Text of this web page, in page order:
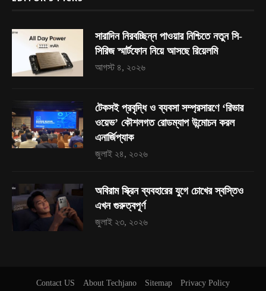
সারাদিন নিরবচ্ছিন্ন পাওয়ার নিশ্চিতে নতুন সি-
সিরিজ স্মার্টফোন নিয়ে আসছে রিয়েলমি
আগস্ট ৪, ২০২৬
টেকসই প্রবৃদ্ধি ও ব্যবসা সম্প্রসারণে ‘রিভার
ওয়েভ’ কৌশলগত রোডম্যাপ উন্মোচন করল
এনার্জিপ্যাক
জুলাই ২৪, ২০২৬
অবিরাম স্ক্রিন ব্যবহারের যুগে চোখের স্বস্তিও
এখন গুরুত্বপূর্ণ
জুলাই ২৩, ২০২৬
Contact US About Techjano Sitemap Privacy Policy